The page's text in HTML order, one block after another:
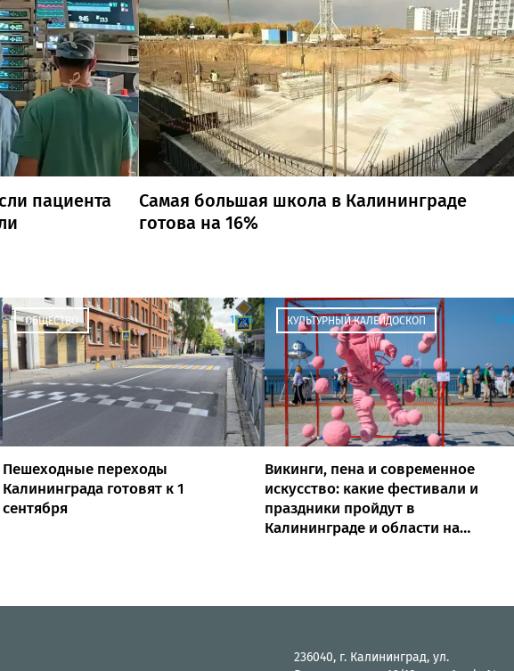
пациента
Самая большая школа в Калининграде
готова на 16%
ОБЩЕСТВО 15:26
Пешеходные переходы
Калининграда готовят к 1
сентября
КУЛЬТУРНЫЙ КАЛЕЙДОСКОП 12:41
Викинги, пена и современное
искусство: какие фестивали и
праздники пройдут в
Калининграде и области на
236040, г. Калининград, ул.